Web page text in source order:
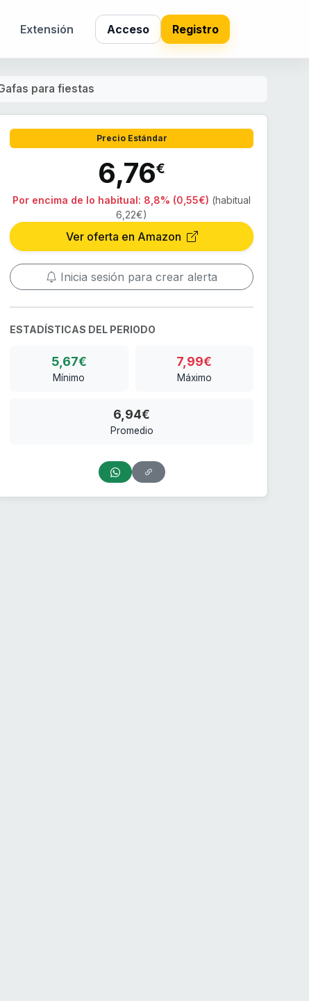
Extensión Acceso Registro
para fiestas
Precio Estándar
6,76€
Por encima de lo habitual: 8,8% (0,55€) (habitual
6,22€)
Ver oferta en Amazon
Inicia sesión para crear alerta
ESTADÍSTICAS DEL PERIODO
5,67€
Mínimo
7,99€
Máximo
6,94€
Promedio